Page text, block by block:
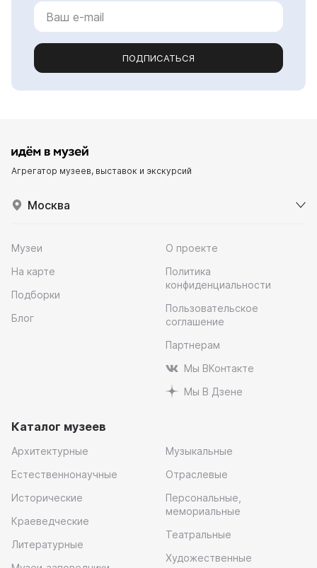
ПОДПИСАТЬСЯ
Агрегатор музеев, выставок и экскурсий
Москва
Музеи
На карте
Подборки
Блог
О проекте
Политика
конфиденциальности
Пользовательское
соглашение
Партнерам
Мы ВКонтакте
Мы В Дзене
Каталог музеев
Архитектурные
Естественнонаучные
Исторические
Краеведческие
Литературные
Музыкальные
Отраслевые
Персональные,
мемориальные
Театральные
Художественные